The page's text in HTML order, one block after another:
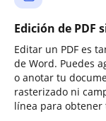
Edición de PDF
Editar un PDF es
de Word. Puedes
o anotar tu
rasterizado ni
línea para